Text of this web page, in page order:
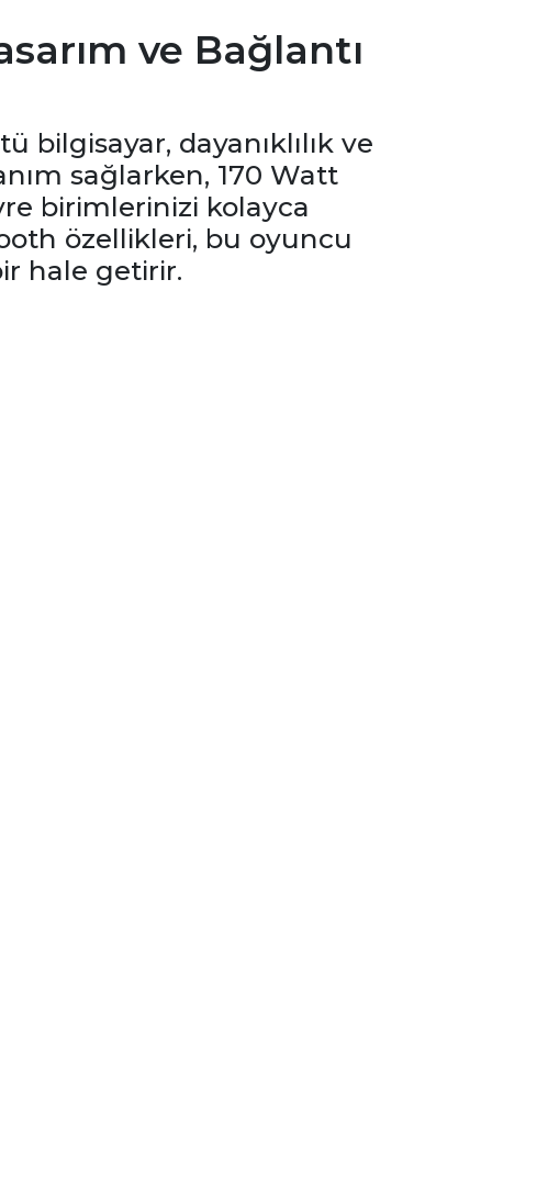
ve Bağlantı
bilgisayar, dayanıklılık ve
sağlarken, 170 Watt
birimlerinizi kolayca
özellikleri, bu oyuncu
hale getirir.